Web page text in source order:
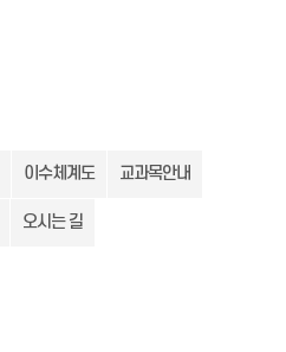
이수체계도 교과목안내
오시는 길